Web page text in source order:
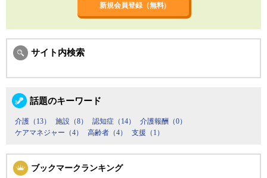
新規会員登録（無料)
サイト内検索
話題のキーワード
介護（13） 施設（8） 認知症（14）
介護報酬（0）
ケアマネジャー（4）
高齢者（4） 支援（1）
ブックマークランキング